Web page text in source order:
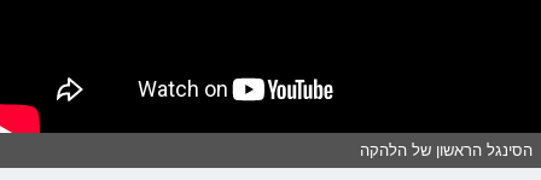
הסינגל הראשון של הלהקה